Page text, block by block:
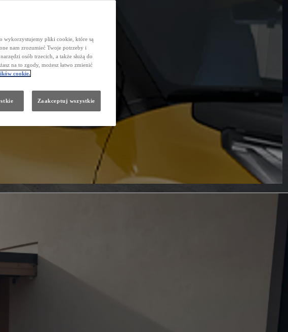
wykorzystujemy pliki cookie, które są
nam zrozumieć Twoje potrzeby i
osób trzecich, a także służą do
na to zgody, możesz łatwo zmienić
cookie.
Zaakceptuj wszystkie